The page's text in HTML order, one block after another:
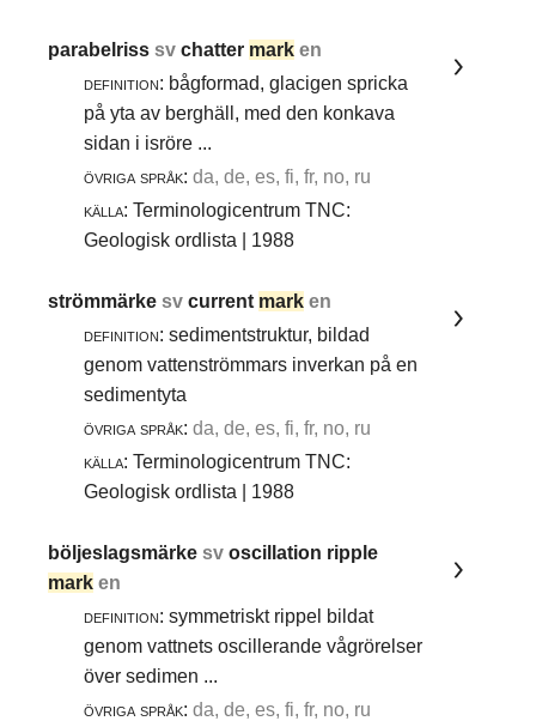
parabelrisssvchatter mark en
definition: bågformad, glacigen spricka
på yta av berghäll, med den konkava
sidan i isröre ...
övriga språk: da, de, es, fi, fr, no, ru
källa: Terminologicentrum TNC:
Geologisk ordlista | 1988
strömmärkesvcurrent mark en
definition: sedimentstruktur, bildad
genom vattenströmmars inverkan på en
sedimentyta
övriga språk: da, de, es, fi, fr, no, ru
källa: Terminologicentrum TNC:
Geologisk ordlista | 1988
böljeslagsmärkesvoscillation ripple
mark en
definition: symmetriskt rippel bildat
genom vattnets oscillerande vågrörelser
över sedimen ...
övriga språk: da, de, es, fi, fr, no, ru